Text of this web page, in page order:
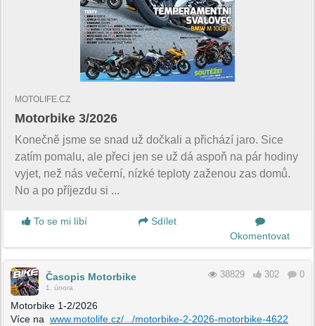
MOTOLIFE.CZ
Motorbike 3/2026
Konečně jsme se snad už dočkali a přichází jaro. Sice
zatím pomalu, ale přeci jen se už dá aspoň na pár hodiny
vyjet, než nás večerní, nízké teploty zaženou zas domů.
No a po příjezdu si ...
To se mi líbí
Sdílet
Okomentovat
Časopis Motorbike
1. února
38829 302 0
Motorbike 1-2/2026
Více na www.motolife.cz/.../motorbike-2-2026-motorbike-4622